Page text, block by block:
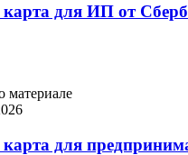
карта для ИП от
материале
для